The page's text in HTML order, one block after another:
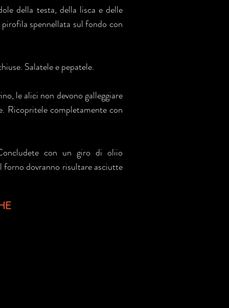
della testa, della lisca e delle
spennellata sul fondo con
Salatele e pepatele.
le alici non devono galleggiare
Ricopritele completamente con
con un giro di oliio
forno dovranno risultare asciutte